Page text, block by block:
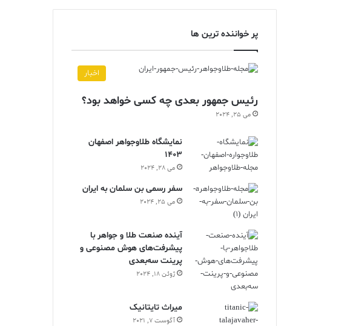
پر خواننده ترین ها
اخبار
رئیس جمهور بعدی چه کسی خواهد بود؟
می 25, 2024
نمایشگاه طلاوجواهر اصفهان
1403
می 28, 2024
سفر رسمی بن سلمان به ایران
می 25, 2024
آینده صنعت طلا و جواهر با
پیشرفت‌های هوش مصنوعی و
پرینت سه‌بعدی
ژوئن 18, 2024
ميراث تايتانيک
آگوست 7, 2021